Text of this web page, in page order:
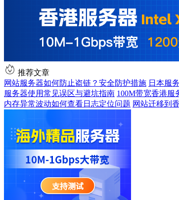
推荐文章
网站服务器如何防止盗链？安全防护措施 日本服
服务器使用常见误区与避坑指南 100M带宽香港服
内存异常波动如何查看日志定位问题 网站迁移到